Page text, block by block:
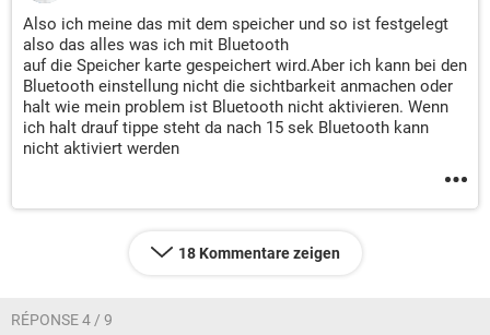
Also ich meine das mit dem speicher und so ist festgelegt
also das alles was ich mit Bluetooth
auf die Speicher karte gespeichert wird.Aber ich kann bei den
Bluetooth einstellung nicht die sichtbarkeit anmachen oder
halt wie mein problem ist Bluetooth nicht aktivieren. Wenn
ich halt drauf tippe steht da nach 15 sek Bluetooth kann
nicht aktiviert werden
18 Kommentare zeigen
RÉPONSE 4 / 9